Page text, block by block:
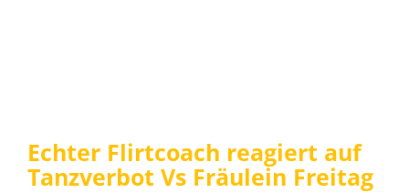
Echter Flirtcoach reagiert auf
Tanzverbot Vs Fräulein Freitag